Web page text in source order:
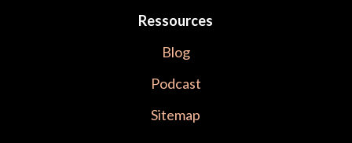
Ressources
Blog
Podcast
Sitemap